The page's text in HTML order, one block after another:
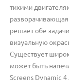
тихими
решает обе
визуальную
Существует
может быть
Screens Dynamic